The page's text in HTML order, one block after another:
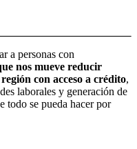
a personas con
nos mueve reducir
con acceso a crédito,
laborales y generación de
todo se pueda hacer por